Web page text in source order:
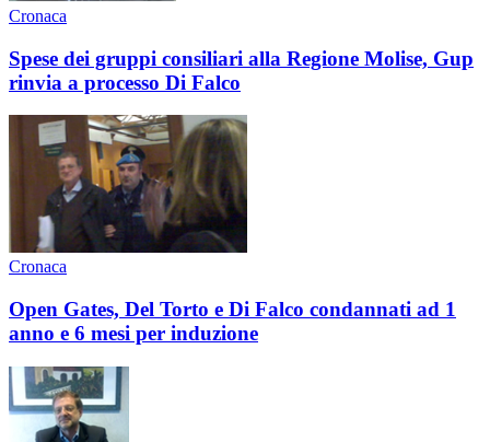
Cronaca
Spese dei gruppi consiliari alla Regione Molise, Gup
rinvia a processo Di Falco
Cronaca
Open Gates, Del Torto e Di Falco condannati ad 1
anno e 6 mesi per induzione